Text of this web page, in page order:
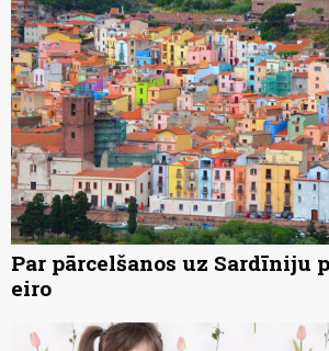
Par pārcelšanos uz Sardīniju
eiro